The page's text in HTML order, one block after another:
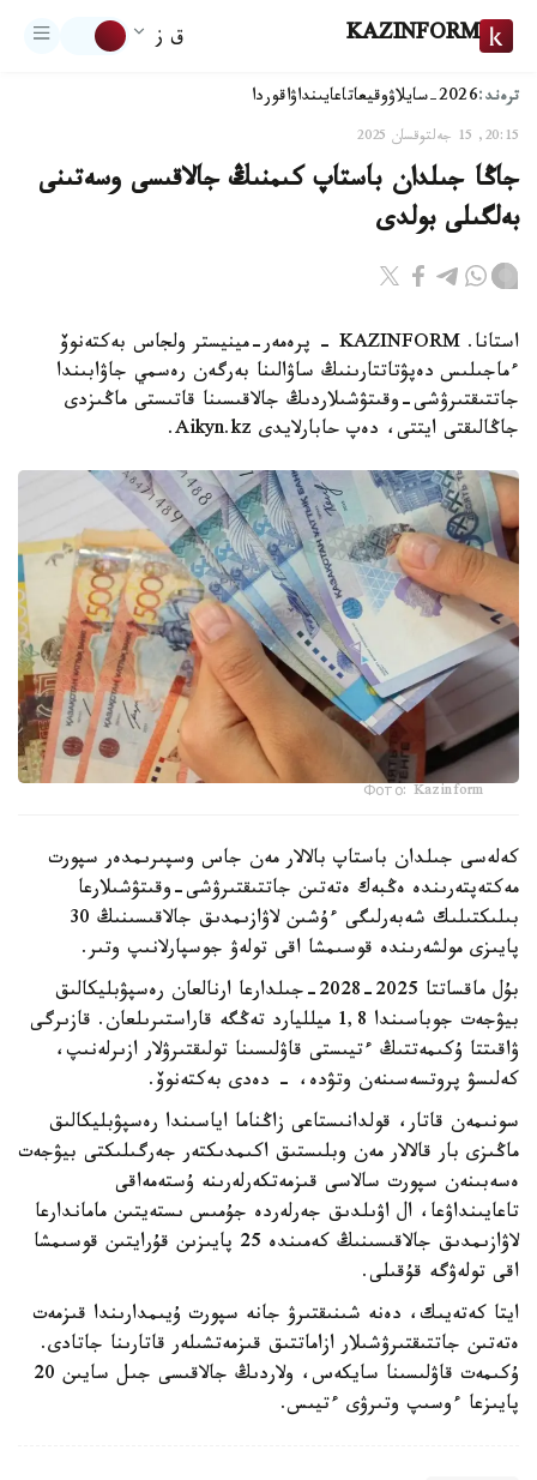
KAZINFORM ق ز
ترەند:2026-سايلاۋ وقيعاتاعايىنداۋاقوردا
20:15, 15 جەلتوقسان 2025
جاڭا جىلدان باستاپ كىمنىڭ جالاقىسى وسەتىنى
بەلگىلى بولدى
استانا. KAZINFORM - پرەمەر-مينيستر ولجاس بەكتەنوۆ
ءماجىلىس دەپۋتاتتارىنىڭ ساۋالىنا بەرگەن رەسمي جاۋابىندا
جاتتىقتىرۋشى-وقىتۋشىلاردىڭ جالاقىسىنا قاتىستى ماڭىزدى
جاڭالىقتى ايتتى، دەپ حابارلايدى Aikyn.kz.
Фото: Kazinform
كەلەسى جىلدان باستاپ بالالار مەن جاس وسپىرىمدەر سپورت
مەكتەپتەرىندە ەڭبەك ەتەتىن جاتتىقتىرۋشى-وقىتۋشىلارعا
بىلىكتىلىك شەبەرلىگى ءۇشىن لاۋازىمدىق جالاقىسىنىڭ 30
پايىزى مولشەرىندە قوسىمشا اقى تولەۋ جوسپارلانىپ وتىر.
بۇل ماقساتتا 2025-2028-جىلدارعا ارنالعان رەسپۋبليكالىق
بيۋجەت جوباسىندا 1,8 ميلليارد تەڭگە قاراستىرىلعان. قازىرگى
ۋاقىتتا ۇكىمەتتىڭ ءتيىستى قاۋلىسىنا تولىقتىرۋلار ازىرلەنىپ،
كەلىسۋ پروتسەسىنەن وتۋدە، - دەدى بەكتەنوۆ.
سونىمەن قاتار، قولدانىستاعى زاڭناما اياسىندا رەسپۋبليكالىق
ماڭىزى بار قالالار مەن وبلىستىق اكىمدىكتەر جەرگىلىكتى بيۋجەت
ەسەبىنەن سپورت سالاسى قىزمەتكەرلەرىنە ۇستەمەاقى
تاعايىنداۋعا، ال اۋىلدىق جەرلەردە جۇمىس ىستەيتىن ماماندارعا
لاۋازىمدىق جالاقىسىنىڭ كەمىندە 25 پايىزىن قۇرايتىن قوسىمشا
اقى تولەۋگە قۇقىلى.
ايتا كەتەيىك، دەنە شىنىقتىرۋ جانە سپورت ۇيىمدارىندا قىزمەت
ەتەتىن جاتتىقتىرۋشىلار ازاماتتىق قىزمەتشىلەر قاتارىنا جاتادى.
ۇكىمەت قاۋلىسىنا سايكەس، ولاردىڭ جالاقىسى جىل سايىن 20
پايىزعا ءوسىپ وتىرۋى ءتيىس.